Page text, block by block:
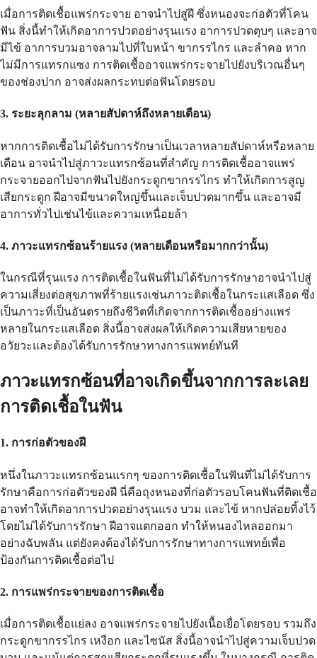
เมื่อการติดเชื้อแพร่กระจาย อาจนำไปสู่ฝี ซึ่งหนองจะก่อตัวที่โคน
ฟัน สิ่งนี้ทำให้เกิดอาการปวดอย่างรุนแรง อาการปวดตุบๆ และอาจ
มีไข้ อาการบวมอาจลามไปที่ใบหน้า ขากรรไกร และลำคอ หาก
ไม่มีการแทรกแซง การติดเชื้ออาจแพร่กระจายไปยังบริเวณอื่นๆ
ของช่องปาก อาจส่งผลกระทบต่อฟันโดยรอบ
3. ระยะลุกลาม (หลายสัปดาห์ถึงหลายเดือน)
หากการติดเชื้อไม่ได้รับการรักษาเป็นเวลาหลายสัปดาห์หรือหลาย
เดือน อาจนำไปสู่ภาวะแทรกซ้อนที่สำคัญ การติดเชื้ออาจแพร่
กระจายออกไปจากฟันไปยังกระดูกขากรรไกร ทำให้เกิดการสูญ
เสียกระดูก ฝีอาจมีขนาดใหญ่ขึ้นและเจ็บปวดมากขึ้น และอาจมี
อาการทั่วไปเช่นไข้และความเหนื่อยล้า
4. ภาวะแทรกซ้อนร้ายแรง (หลายเดือนหรือมากกว่านั้น)
ในกรณีที่รุนแรง การติดเชื้อในฟันที่ไม่ได้รับการรักษาอาจนำไปสู่
ความเสี่ยงต่อสุขภาพที่ร้ายแรงเช่นภาวะติดเชื้อในกระแสเลือด ซึ่ง
เป็นภาวะที่เป็นอันตรายถึงชีวิตที่เกิดจากการติดเชื้ออย่างแพร่
หลายในกระแสเลือด สิ่งนี้อาจส่งผลให้เกิดความเสียหายของ
อวัยวะและต้องได้รับการรักษาทางการแพทย์ทันที
ภาวะแทรกซ้อนที่อาจเกิดขึ้นจากการละเลย
การติดเชื้อในฟัน
1. การก่อตัวของฝี
หนึ่งในภาวะแทรกซ้อนแรกๆ ของการติดเชื้อในฟันที่ไม่ได้รับการ
รักษาคือการก่อตัวของฝี นี่คือถุงหนองที่ก่อตัวรอบโคนฟันที่ติดเชื้อ
อาจทำให้เกิดอาการปวดอย่างรุนแรง บวม และไข้ หากปล่อยทิ้งไว้
โดยไม่ได้รับการรักษา ฝีอาจแตกออก ทำให้หนองไหลออกมา
อย่างฉับพลัน แต่ยังคงต้องได้รับการรักษาทางการแพทย์เพื่อ
ป้องกันการติดเชื้อต่อไป
2. การแพร่กระจายของการติดเชื้อ
เมื่อการติดเชื้อแย่ลง อาจแพร่กระจายไปยังเนื้อเยื่อโดยรอบ รวมถึง
กระดูกขากรรไกร เหงือก และไซนัส สิ่งนี้อาจนำไปสู่ความเจ็บปวด